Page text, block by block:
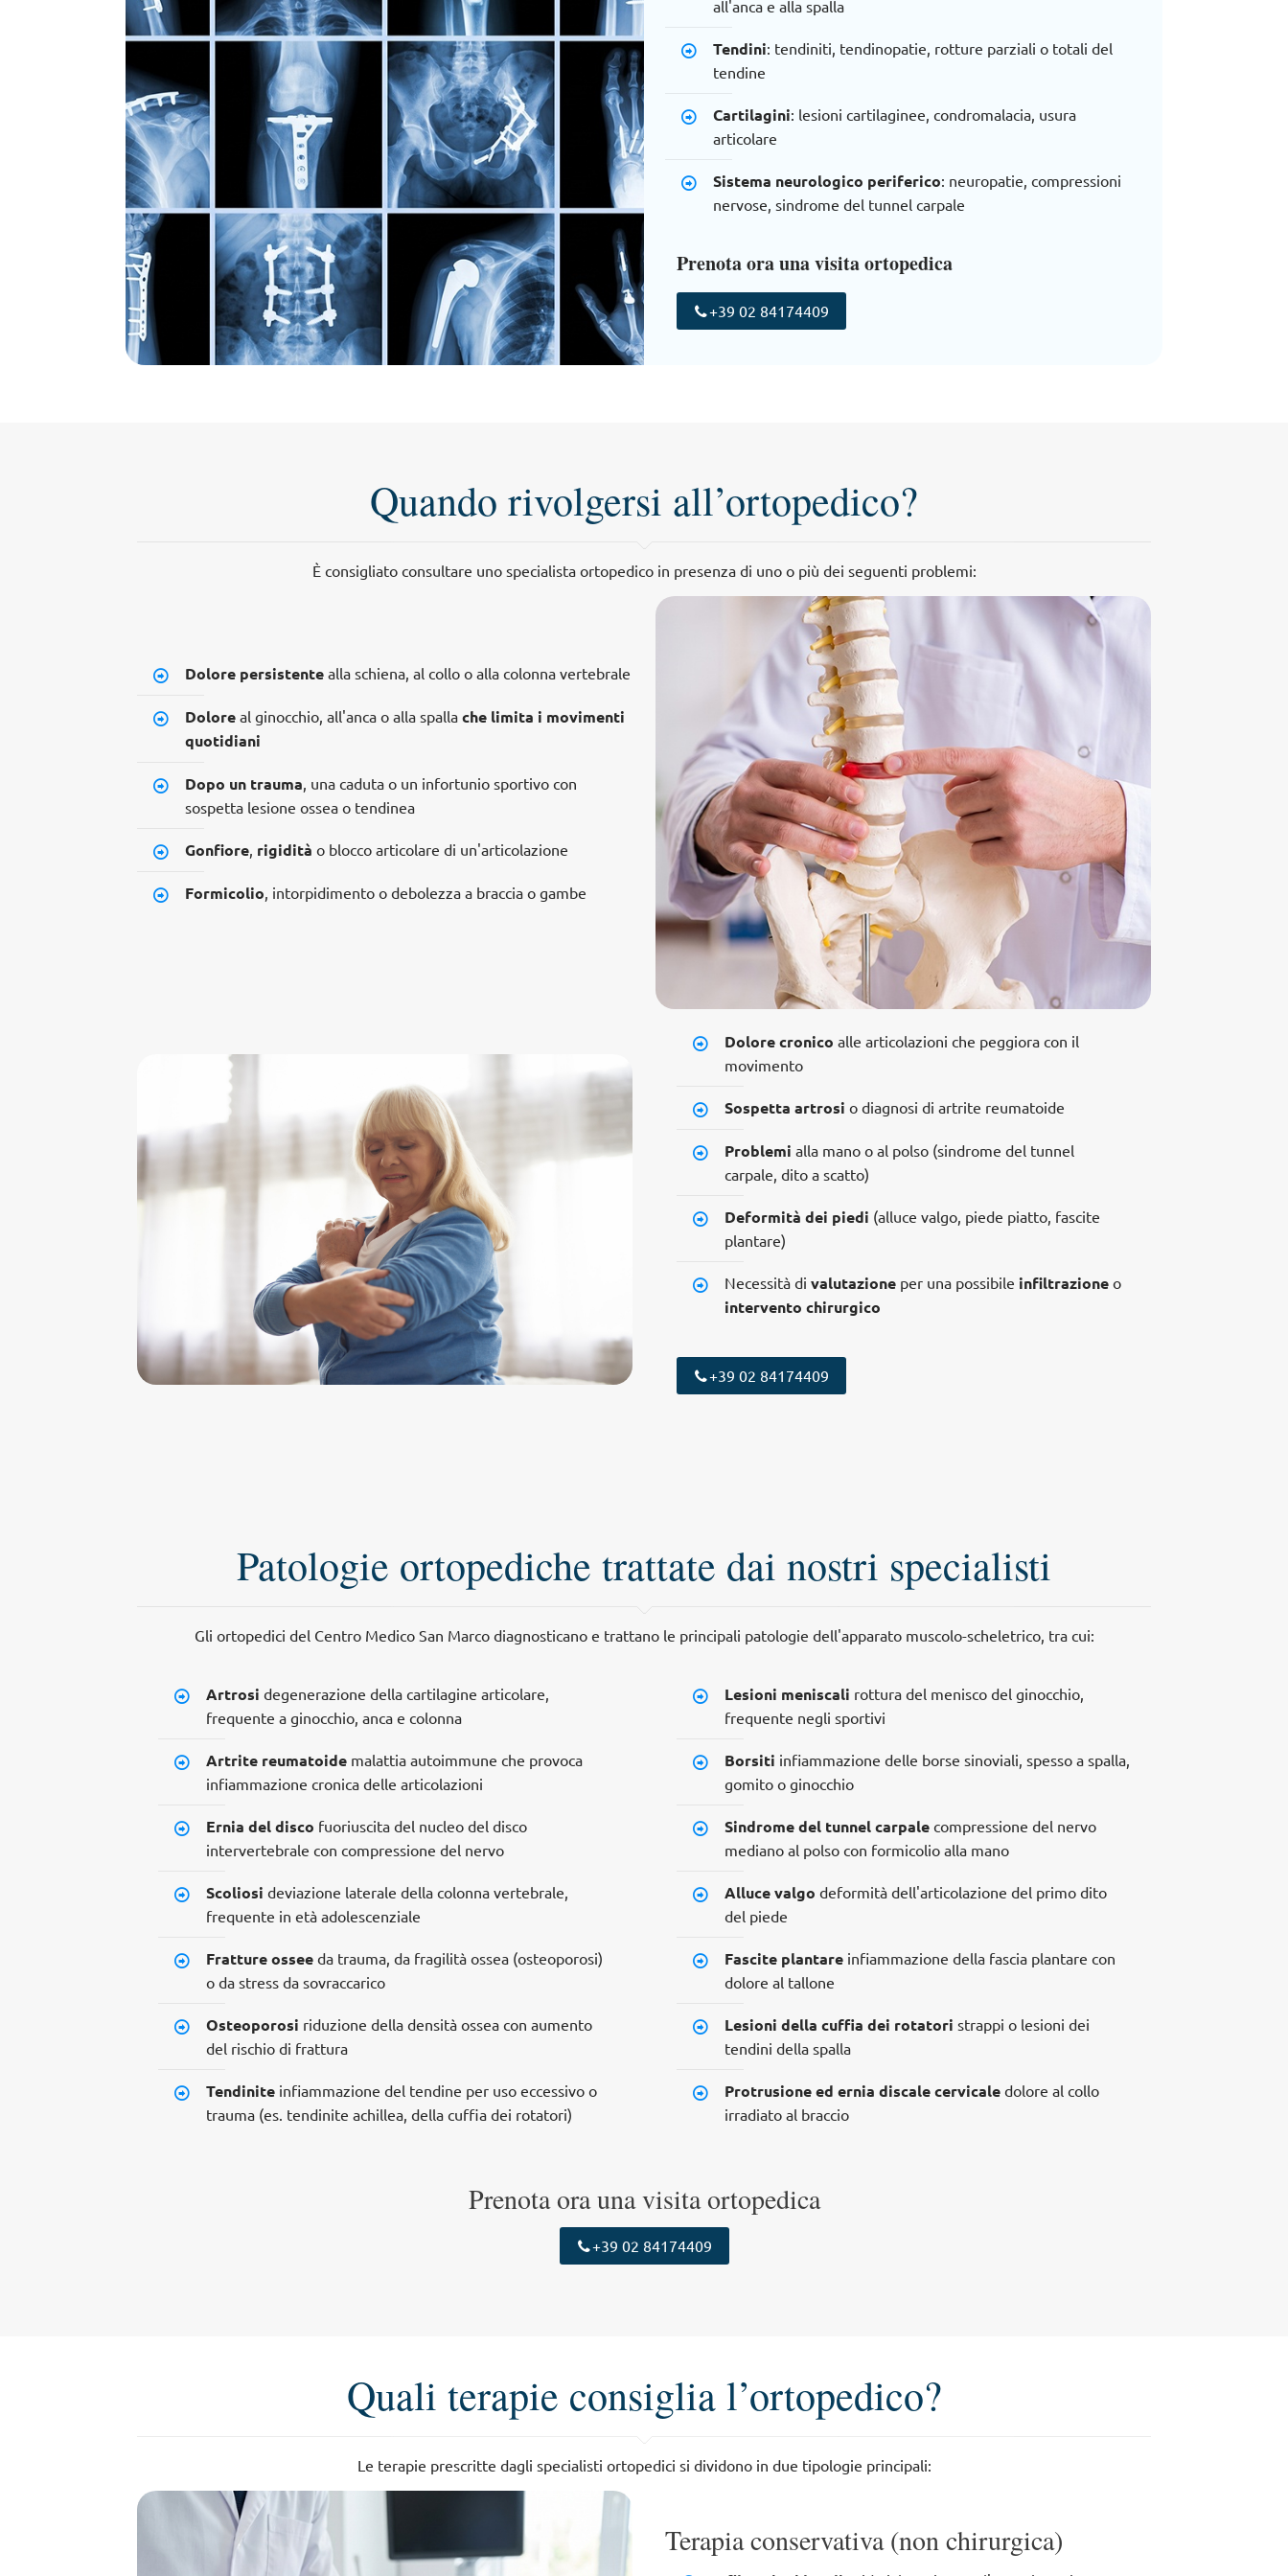
all'anca e alla spalla
Tendini: tendiniti, tendinopatie, rotture parziali o totali del
tendine
Cartilagini: lesioni cartilaginee, condromalacia, usura
articolare
Sistema neurologico periferico: neuropatie, compressioni
nervose, sindrome del tunnel carpale
Prenota ora una visita ortopedica
+39 02 84174409
Quando rivolgersi all’ortopedico?
È consigliato consultare uno specialista ortopedico in presenza di uno o più dei seguenti problemi:
Dolore persistente alla schiena, al collo o alla colonna vertebrale
Dolore al ginocchio, all'anca o alla spalla che limita i movimenti
quotidiani
Dopo un trauma, una caduta o un infortunio sportivo con
sospetta lesione ossea o tendinea
Gonfiore, rigidità o blocco articolare di un'articolazione
Formicolio, intorpidimento o debolezza a braccia o gambe
Dolore cronico alle articolazioni che peggiora con il
movimento
Sospetta artrosi o diagnosi di artrite reumatoide
Problemi alla mano o al polso (sindrome del tunnel
carpale, dito a scatto)
Deformità dei piedi (alluce valgo, piede piatto, fascite
plantare)
Necessità di valutazioneper una possibile infiltrazioneo
intervento chirurgico
+39 02 84174409
Patologie ortopediche trattate dai nostri specialisti
Gli ortopedici del Centro Medico San Marco diagnosticano e trattano le principali patologie dell'apparato muscolo-scheletrico, tra cui:
Artrosi degenerazione della cartilagine articolare,
frequente a ginocchio, anca e colonna
Artrite reumatoidemalattia autoimmune che provoca
infiammazione cronica delle articolazioni
Ernia del disco fuoriuscita del nucleo del disco
intervertebrale con compressione del nervo
Scoliosi deviazione laterale della colonna vertebrale,
frequente in età adolescenziale
Fratture osseeda trauma, da fragilità ossea (osteoporosi)
o da stress da sovraccarico
Osteoporosi riduzione della densità ossea con aumento
del rischio di frattura
Tendiniteinfiammazione del tendine per uso eccessivo o
trauma (es. tendinite achillea, della cuffia dei rotatori)
Lesioni meniscali rottura del menisco del ginocchio,
frequente negli sportivi
Borsiti infiammazione delle borse sinoviali, spesso a spalla,
gomito o ginocchio
Sindrome del tunnel carpalecompressione del nervo
mediano al polso con formicolio alla mano
Alluce valgo deformità dell'articolazione del primo dito
del piede
Fascite plantareinfiammazione della fascia plantare con
dolore al tallone
Lesioni della cuffia dei rotatori strappi o lesioni dei
tendini della spalla
Protrusione ed ernia discale cervicaledolore al collo
irradiato al braccio
Prenota ora una visita ortopedica
+39 02 84174409
Quali terapie consiglia l’ortopedico?
Le terapie prescritte dagli specialisti ortopedici si dividono in due tipologie principali:
Terapia conservativa (non chirurgica)